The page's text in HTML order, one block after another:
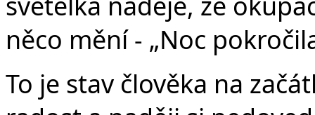
něco mění - „Noc
To je stav člověka na